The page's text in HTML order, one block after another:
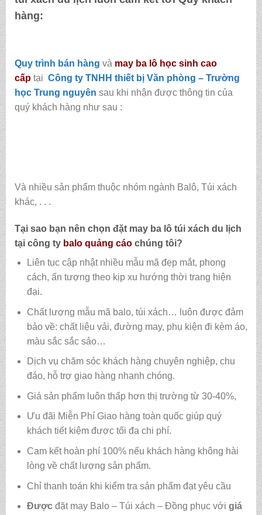
hàng:
Quy trình bán hàng và may ba lô học sinh cao
cấp tại Công ty TNHH thiết bị Văn phòng – Trường
học Trung nguyên sau khi nhận được thông tin của
quý khách hàng như sau :
Và nhiều sản phẩm thuộc nhóm ngành Balô, Túi xách
khác, . . .
Tại sao bạn nên chọn đặt may ba lô túi xách du lịch
tại công ty balo quảng cáo chúng tôi?
Liên tục cập nhật nhiều mẫu mã đẹp mắt, phong
cách, ấn tượng theo kịp xu hướng thời trang hiện
đại.
Chất lượng mẫu mã balo, túi xách…
luôn được đảm
bảo về: chất liệu vải, đường may, phụ kiện đi kèm áo,
màu sắc sắc sảo…
Dịch vụ chăm sóc khách hàng chuyên nghiệp, chu
đáo, hỗ trợ giao hàng nhanh chóng.
Giá sản phẩm luôn thấp hơn thị trường từ 30-40%,
Ưu đãi Miễn Phí Giao hàng toàn quốc giúp quý
khách tiết kiệm được tối đa chi phí.
Cam kết hoàn phí 100% nếu khách hàng không hài
lòng về chất lượng sản phẩm.
Chỉ thanh toán khi kiểm tra sản phẩm đạt yêu cầu
Đượcđặt may Balo – Túi xách – Đồng phục với giá